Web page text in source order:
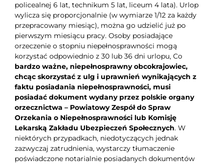
policealnej 6 lat, technikum 5 lat, liceum 4 lata). Urlop
wylicza się proporcjonalnie (w wymiarze 1/12 za każdy
przepracowany miesiąc), można go udzielić już po
pierwszym miesiącu pracy. Osoby posiadające
orzeczenie o stopniu niepełnosprawności mogą
korzystać odpowiednio z 30 lub 36 dni urlopu, Co
bardzo ważne, niepełnosprawny obcokrajowiec,
chcąc skorzystać z ulg i uprawnień wynikających z
faktu posiadania niepełnosprawności, musi
posiadać dokument wydany przez polskie organy
orzecznictwa – Powiatowy Zespół do Spraw
Orzekania o Niepełnosprawności lub Komisję
Lekarską Zakładu Ubezpieczeń Społecznych. W
niektórych przypadkach, niedotyczących jednak
zazwyczaj zatrudnienia, wystarczy tłumaczenie
poświadczone notarialnie posiadanych dokumentów